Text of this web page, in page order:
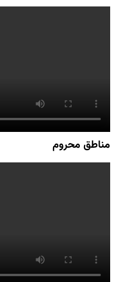
مناطق محروم